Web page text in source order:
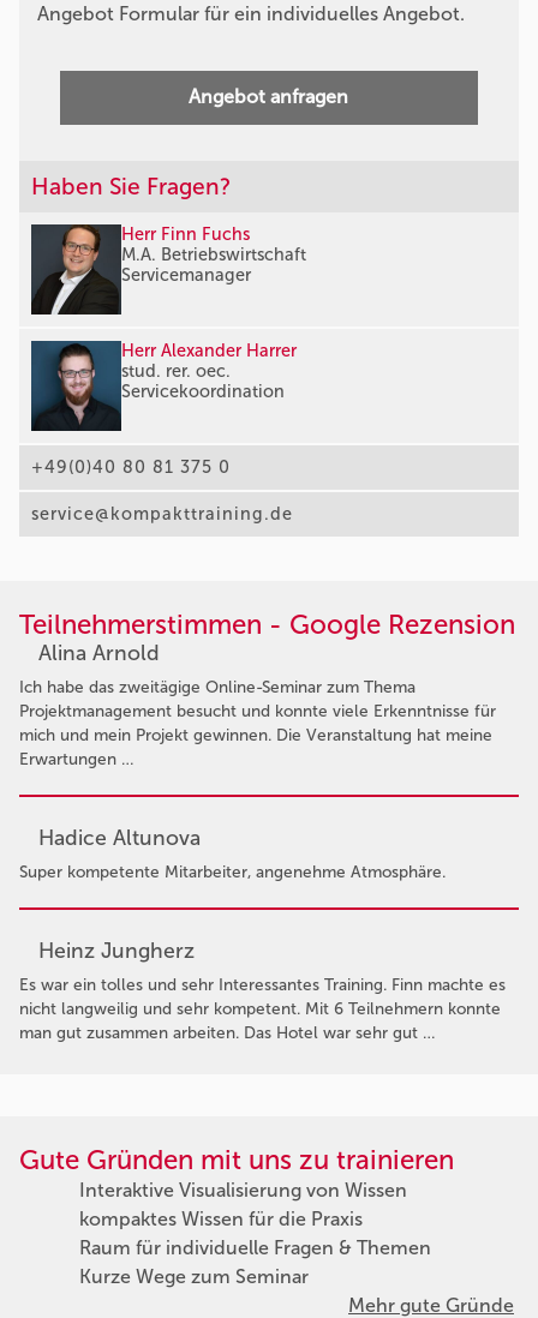
Angebot Formular für ein individuelles Angebot.
Angebot anfragen
Haben Sie Fragen?
Herr Finn Fuchs
M.A. Betriebswirtschaft
Servicemanager
Herr Alexander Harrer
stud. rer. oec.
Servicekoordination
+49(0)40 80 81 375 0
service@kompakttraining.de
Teilnehmerstimmen - Google Rezension
Alina Arnold
Ich habe das zweitägige Online-Seminar zum Thema
Projektmanagement besucht und konnte viele Erkenntnisse für
mich und mein Projekt gewinnen. Die Veranstaltung hat meine
Erwartungen …
Hadice Altunova
Super kompetente Mitarbeiter, angenehme Atmosphäre.
Heinz Jungherz
Es war ein tolles und sehr Interessantes Training. Finn machte es
nicht langweilig und sehr kompetent. Mit 6 Teilnehmern konnte
man gut zusammen arbeiten. Das Hotel war sehr gut …
Gute Gründen mit uns zu trainieren
Interaktive Visualisierung von Wissen
kompaktes Wissen für die Praxis
Raum für individuelle Fragen & Themen
Kurze Wege zum Seminar
Mehr gute Gründe